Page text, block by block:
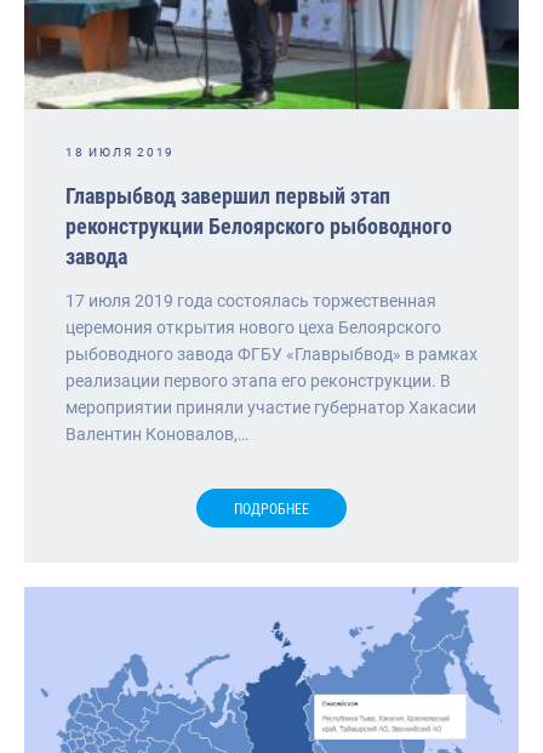
18 ИЮЛЯ 2019
Главрыбвод завершил первый этап
реконструкции Белоярского рыбоводного
завода
17 июля 2019 года состоялась торжественная
церемония открытия нового цеха Белоярского
рыбоводного завода ФГБУ «Главрыбвод» в рамках
реализации первого этапа его реконструкции. В
мероприятии приняли участие губернатор Хакасии
Валентин Коновалов,…
ПОДРОБНЕЕ